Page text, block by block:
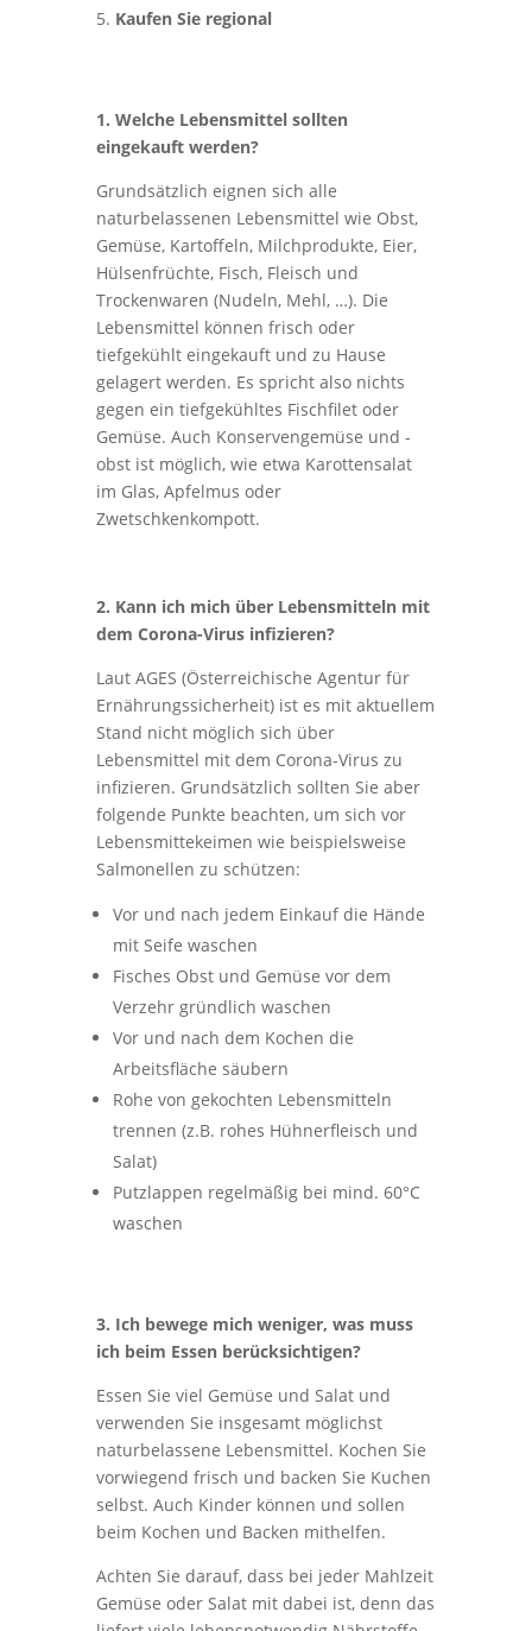
Kaufen Sie regional
1. Welche Lebensmittel sollten
eingekauft werden?
Grundsätzlich eignen sich alle
naturbelassenen Lebensmittel wie Obst,
Gemüse, Kartoffeln, Milchprodukte, Eier,
Hülsenfrüchte, Fisch, Fleisch und
Trockenwaren (Nudeln, Mehl, …). Die
Lebensmittel können frisch oder
tiefgekühlt eingekauft und zu Hause
gelagert werden. Es spricht also nichts
gegen ein tiefgekühltes Fischfilet oder
Gemüse. Auch Konservengemüse und -
obst ist möglich, wie etwa Karottensalat
im Glas, Apfelmus oder
Zwetschkenkompott.
2. Kann ich mich über Lebensmitteln mit
dem Corona-Virus infizieren?
Laut AGES (Österreichische Agentur für
Ernährungssicherheit) ist es mit aktuellem
Stand nicht möglich sich über
Lebensmittel mit dem Corona-Virus zu
infizieren. Grundsätzlich sollten Sie aber
folgende Punkte beachten, um sich vor
Lebensmittekeimen wie beispielsweise
Salmonellen zu schützen:
Vor und nach jedem Einkauf die Hände
mit Seife waschen
Fisches Obst und Gemüse vor dem
Verzehr gründlich waschen
Vor und nach dem Kochen die
Arbeitsfläche säubern
Rohe von gekochten Lebensmitteln
trennen (z.B. rohes Hühnerfleisch und
Salat)
Putzlappen regelmäßig bei mind. 60°C
waschen
3. Ich bewege mich weniger, was muss
ich beim Essen berücksichtigen?
Essen Sie viel Gemüse und Salat und
verwenden Sie insgesamt möglichst
naturbelassene Lebensmittel. Kochen Sie
vorwiegend frisch und backen Sie Kuchen
selbst. Auch Kinder können und sollen
beim Kochen und Backen mithelfen.
Achten Sie darauf, dass bei jeder Mahlzeit
Gemüse oder Salat mit dabei ist, denn das